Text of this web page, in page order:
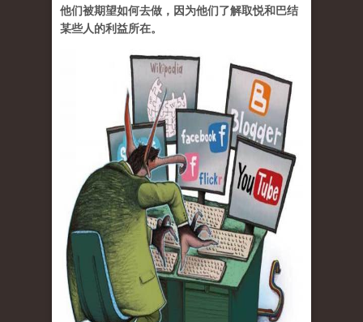
他们被期望如何去做，因为他们了解取悦和巴结
某些人的利益所在。